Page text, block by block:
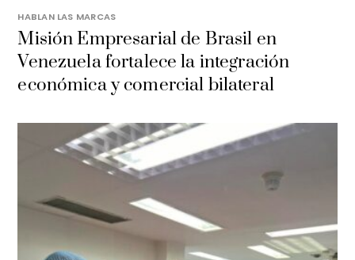
HABLAN LAS MARCAS
Misión Empresarial de Brasil en
Venezuela fortalece la integración
económica y comercial bilateral